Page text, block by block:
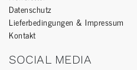
Datenschutz
Lieferbedingungen & Impressum
Kontakt
SOCIAL MEDIA